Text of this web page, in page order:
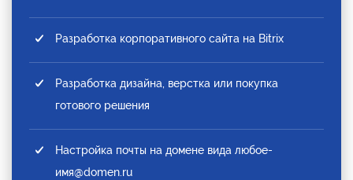
Разработка корпоративного сайта на Bitrix
Разработка дизайна, верстка или покупка
готового решения
Настройка почты на домене вида любое-
имя@domen.ru